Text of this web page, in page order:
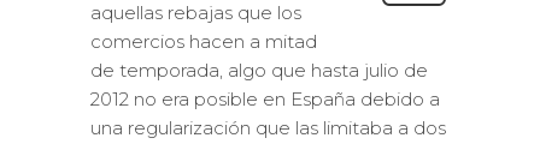
aquellas rebajas que los
comercios hacen a mitad
de temporada, algo que hasta julio de
2012 no era posible en España debido a
una regularización que las limitaba a dos